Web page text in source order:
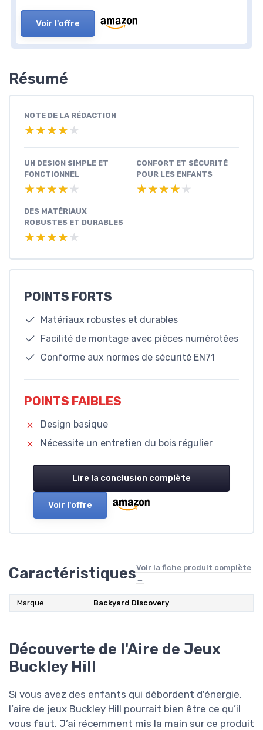
Voir l'offre
Résumé
NOTE DE LA RÉDACTION
★★★★★
★★★★★
UN DESIGN SIMPLE ET
FONCTIONNEL
★★★★★
★★★★★
CONFORT ET SÉCURITÉ
POUR LES ENFANTS
★★★★★
★★★★★
DES MATÉRIAUX
ROBUSTES ET DURABLES
★★★★★
★★★★★
POINTS FORTS
Matériaux robustes et durables
Facilité de montage avec pièces numérotées
Conforme aux normes de sécurité EN71
POINTS FAIBLES
Design basique
Nécessite un entretien du bois régulier
Lire la conclusion complète
Voir l'offre
CaractéristiquesVoir la fiche produit complète
→
Marque Backyard Discovery
Découverte de l'Aire de Jeux
Buckley Hill
Si vous avez des enfants qui débordent d'énergie,
l’aire de jeux Buckley Hill pourrait bien être ce qu’il
vous faut. J’ai récemment mis la main sur ce produit